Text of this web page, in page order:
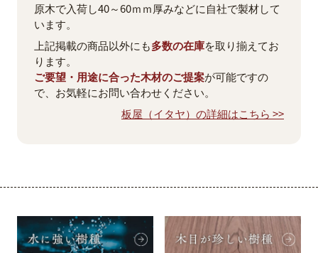
原木で入荷し40～60ｍｍ厚みなどに自社で製材して
います。
上記掲載の商品以外にも多数の在庫を取り揃えてお
ります。
ご要望・用途に合った木材のご提案が可能ですの
で、お気軽にお問い合わせください。
板屋（イタヤ）の詳細はこちら >>